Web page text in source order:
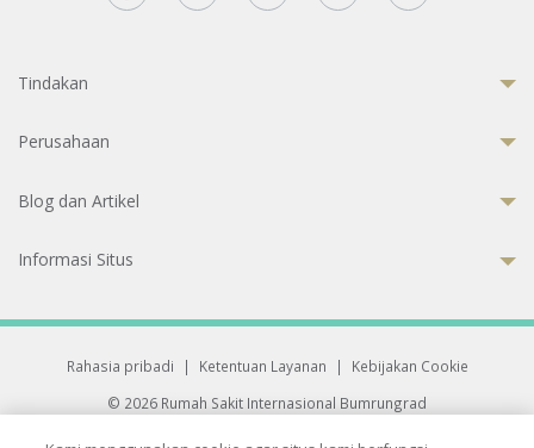
Tindakan
Perusahaan
Blog dan Artikel
Informasi Situs
Rahasia pribadi | Ketentuan Layanan |
Kebijakan Cookie
© 2026 Rumah Sakit Internasional Bumrungrad